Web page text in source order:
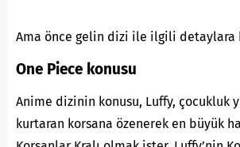
Ama önce gelin dizi ile ilgili detaylara
One Piece konusu
Anime dizinin konusu, Luffy, çocukluk
kurtaran korsana özenerek en büyük